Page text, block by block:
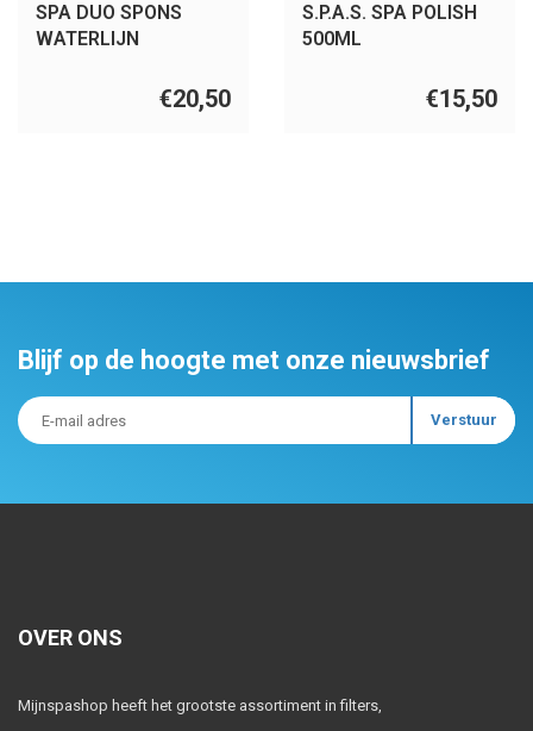
SPA DUO SPONS
WATERLIJN
€20,50
S.P.A.S. SPA POLISH
500ML
€15,50
Blijf op de hoogte met onze nieuwsbrief
OVER ONS
Mijnspashop heeft het grootste assortiment in filters,